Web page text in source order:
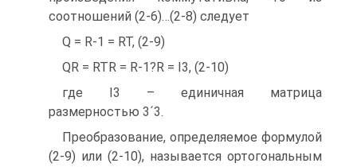
соотношений (2-6)…(2-8) следует
Q = R-1 = RT, (2-9)
QR = RTR = R-1?R = I3, (2-10)
где I3 – единичная матрица
размерностью 3´3.
Преобразование, определяемое формулой
(2-9) или (2-10), называется ортогональным